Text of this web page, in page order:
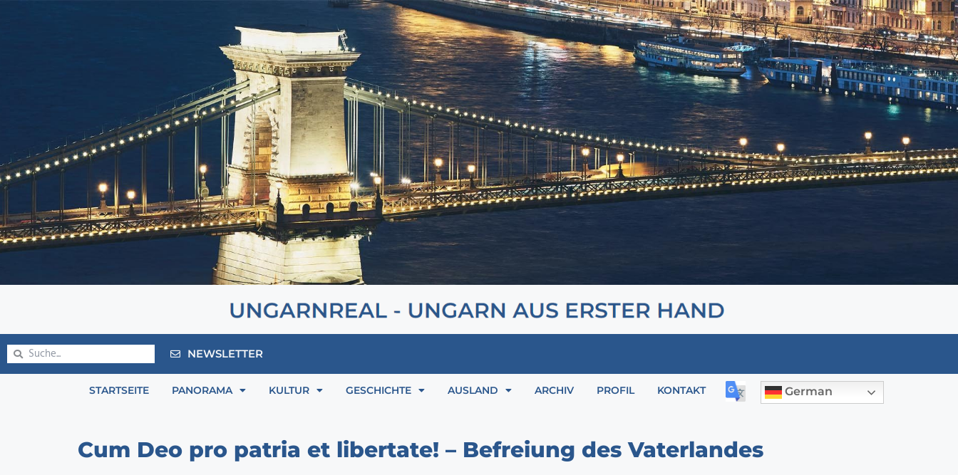
NEWSLETTER
STARTSEITE PANORAMA KULTUR GESCHICHTE AUSLAND ARCHIV PROFIL KONTAKT German
Cum Deo pro patria et libertate! – Befreiung des Vaterlandes